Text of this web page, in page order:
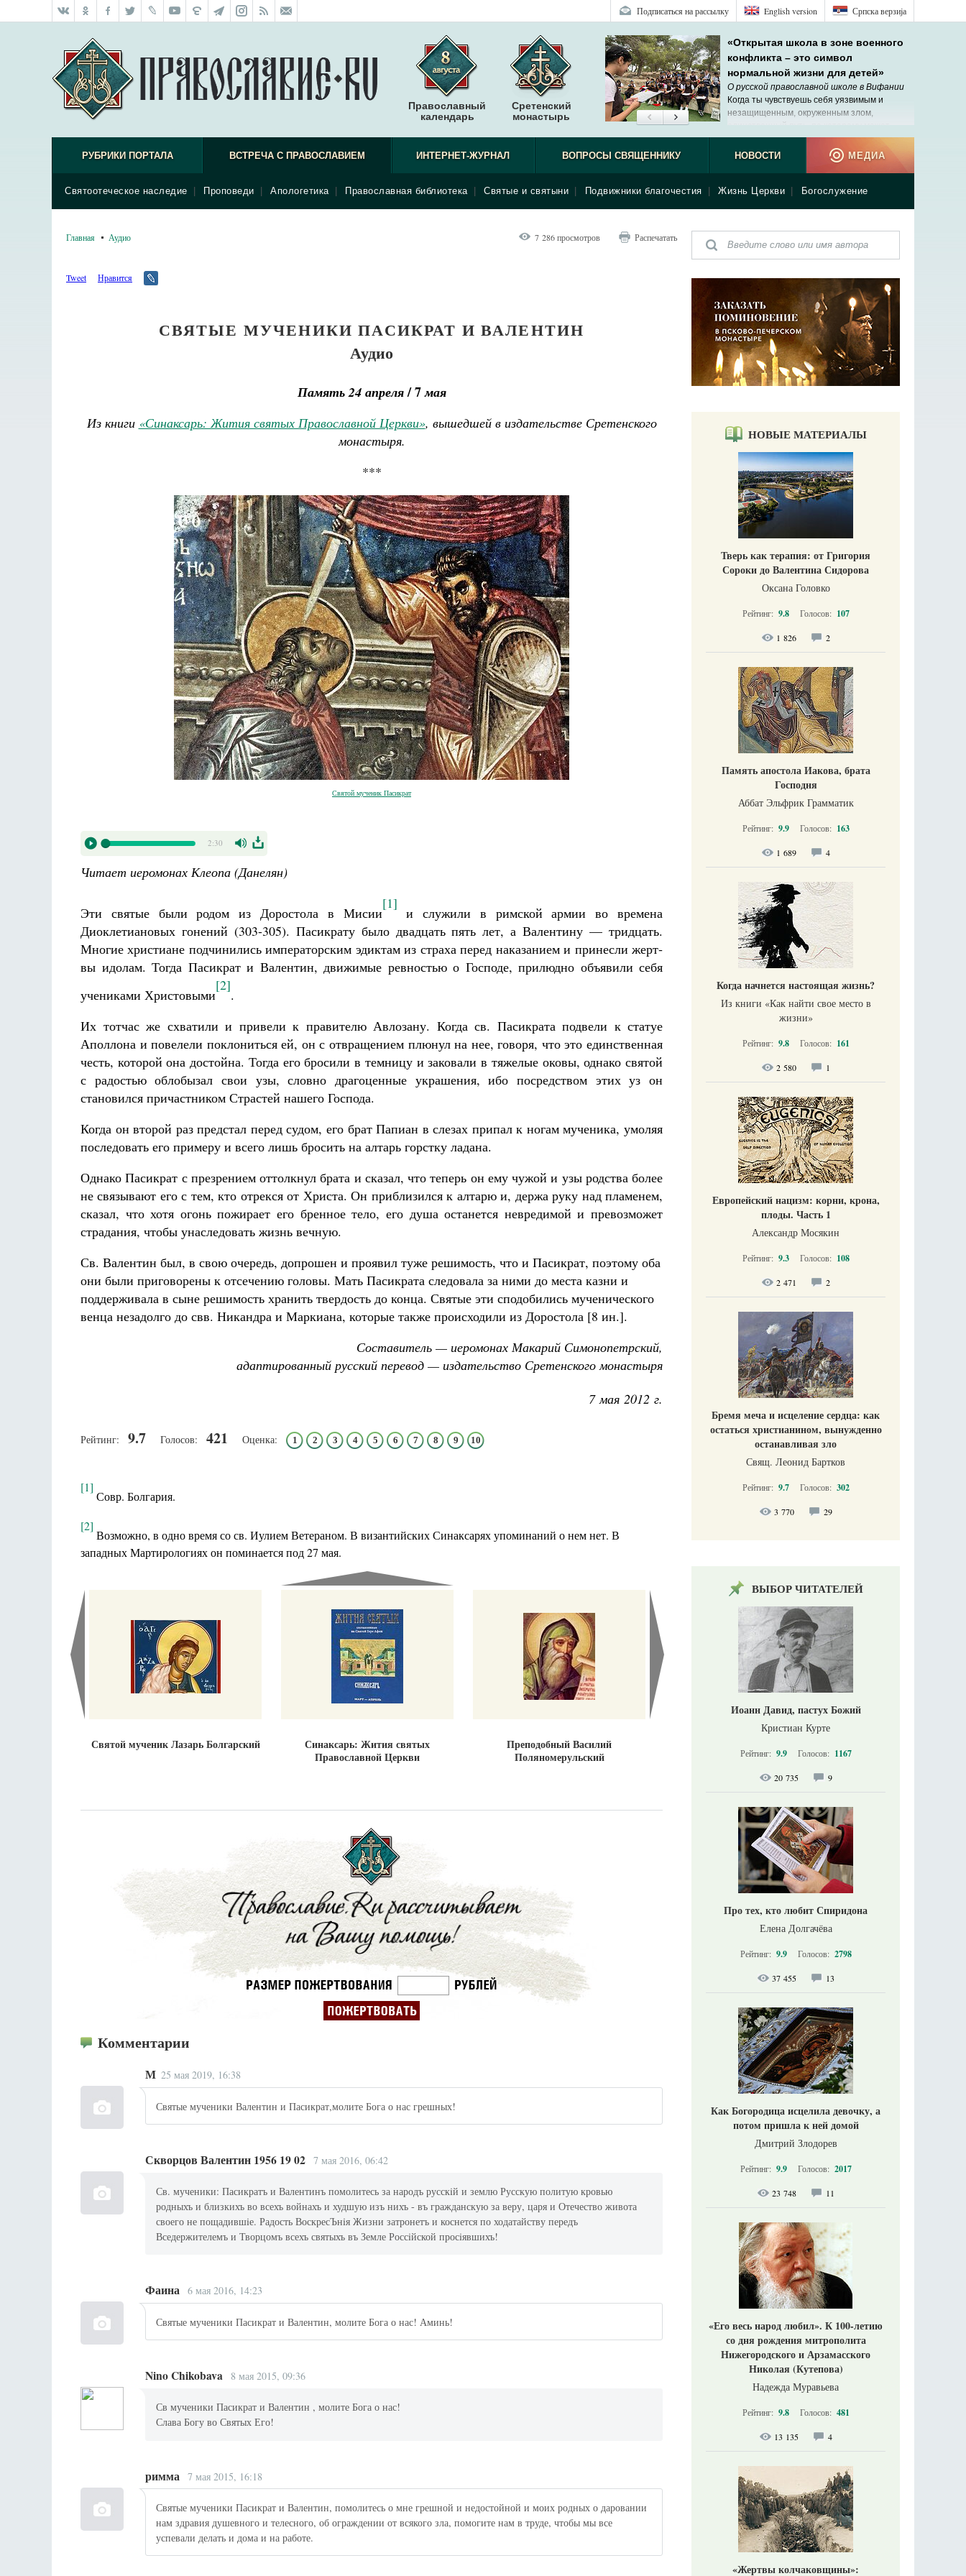
Српска верзиjа
English version
Подписаться на рассылку
Православный
календарь
Сретенский
монастырь
«Открытая школа в зоне военного
конфликта – это символ
нормальной жизни для детей»
О русской православной школе в Вифании
Когда ты чувствуешь себя уязвимым и
незащищенным, окруженным злом,
прийти помощь, – Господь.
РУБРИКИ ПОРТАЛА ВСТРЕЧА С ПРАВОСЛАВИЕМ
Святоотеческое наследие Проповеди Апологетика Православная библиотека Святые и святыни Подвижники благочестия Жизнь Церкви Богослужение
ИНТЕРНЕТ-ЖУРНАЛ ВОПРОСЫ СВЯЩЕННИКУ НОВОСТИ МЕДИА
Главная Аудио 7 286 просмотров Распечатать
Tweet Нравится
СВЯТЫЕ МУЧЕНИКИ ПАСИКРАТ И ВАЛЕНТИН
Аудио
Память 24 апреля / 7мая
Из книги «Синаксарь: Жития святых Православной Церкви», вышедшей в издательстве Сретенского
монастыря.
***
Святой мученик Пасикрат
2:30
Читает иеромонах Клеопа (Данелян)
Эти святые были родом из Доростола в Мисии
[1]
и служи­ли в римской армии во времена
Диоклетиановых гонений (303-305). Пасикрату было двадцать пять лет, а Валенти­ну — тридцать.
Многие христиане подчинились император­ским эдиктам из страха перед наказанием и принесли жерт­
вы идолам. Тогда Пасикрат и Валентин, движимые ревностью о Господе, прилюдно объявили себя
учениками Христовыми
[2]
.
Их тотчас же схватили и привели к правителю Авлозану. Когда св. Пасикрата подвели к статуе
Аполлона и повеле­ли поклониться ей, он с отвращением плюнул на нее, гово­ря, что это единственная
честь, которой она достойна. Тогда его бросили в темницу и заковали в тяжелые оковы, однако святой
с радостью облобызал свои узы, словно драгоценные украшения, ибо посредством этих уз он
становился причаст­ником Страстей нашего Господа.
Когда он второй раз пред­стал перед судом, его брат Папиан в слезах припал к ногам мученика, умоляя
последовать его примеру и всего лишь бро­сить на алтарь горстку ладана.
Однако Пасикрат с презрением оттолкнул брата и сказал, что теперь он ему чужой и узы родства более
не связывают его с тем, кто отрекся от Христа. Он прибли­зился к алтарю и, держа руку над пламенем,
сказал, что хотя огонь пожирает его бренное тело, его душа останется невредимой и превозможет
страдания, что­бы унаследовать жизнь вечную.
Св. Валентин был, в свою очередь, допрошен и проявил туже решимость, что и Пасикрат, поэтому оба
они были при­говорены к отсечению головы. Мать Пасикрата следовала за ними до места казни и
поддерживала в сыне решимость хранить твердость до конца. Святые эти сподобились муче­нического
венца незадолго до свв. Никандра и Маркиана, ко­торые также происходили из Доростола [8 ин.].
Составитель — иеромонах Макарий Симонопетрский,
адаптированный русский перевод — издательство Сретенского монастыря
7 мая 2012 г.
Рейтинг: 9.7 Голосов: 421 Оценка: 1 2 3 4 5 6 7 8 9 10
[1]
Совр. Болгария.
[2]
Возможно, в одно время со св. Иулием Ветераном. В византийских Синаксарях упоминаний о нем нет. В
западных Мартирологиях он поминается под 27 мая.
Святой мученик Лазарь Болгарский
Синаксарь: Жития святых
Православной Церкви
Преподобный Василий
Поляномерульский
Комментарии
М 25 мая 2019, 16:38
Святые мученики Валентин и Пасикрат,молите Бога о нас грешных!
Скворцов Валентин 1956 19 02 7 мая 2016, 06:42
Св. мученики: Пасикратъ и Валентинъ помолитесь за народъ русскiй и землю Русскую политую кровью
родныхъ и близкихъ во всехъ войнахъ и худшую изъ нихъ - въ гражданскую за веру, царя и Отечество живота
своего не пощадившiе. Радость ВоскресЪнiя Жизни затронетъ и коснется по ходатайству передъ
Вседержителемъ и Творцомъ всехъ святыхъ въ Земле Россiйской просiявшихъ!
Фаина 6 мая 2016, 14:23
Святые мученики Пасикрат и Валентин, молите Бога о нас! Аминь!
Nino Chikobava 8 мая 2015, 09:36
Св мученики Пасикрат и Валентин , молите Бога о нас!
Слава Богу во Святых Его!
римма 7 мая 2015, 16:18
Святые мученики Пасикрат и Валентин, помолитесь о мне грешной и недостойной и моих родных о даровании
нам здравия душевного и телесного, об ограждении от всякого зла, помогите нам в труде, чтобы мы все
успевали делать и дома и на работе.
НОВЫЕ МАТЕРИАЛЫ
Тверь как терапия: от Григория
Сороки до Валентина Сидорова
Оксана Головко
Рейтинг: 9.8 Голосов: 107
1 826 2
Память апостола Иакова, брата
Господня
Аббат Эльфрик Грамматик
Рейтинг: 9.9 Голосов: 163
1 689 4
Когда начнется настоящая жизнь?
Из книги «Как найти свое место в
жизни​»
Рейтинг: 9.8 Голосов: 161
2 580 1
Европейский нацизм: корни, крона,
плоды. Часть 1
Александр Мосякин
Рейтинг: 9.3 Голосов: 108
2 471 2
Бремя меча и исцеление сердца: как
остаться христианином, вынужденно
останавливая зло
Свящ. Леонид Бартков
Рейтинг: 9.7 Голосов: 302
3 770 29
ВЫБОР ЧИТАТЕЛЕЙ
Иоанн Давид, пастух Божий
Кристиан Курте
Рейтинг: 9.9 Голосов: 1167
20 735 9
Про тех, кто любит Спиридона
Елена Долгачёва
Рейтинг: 9.9 Голосов: 2798
37 455 13
Как Богородица исцелила девочку, а
потом пришла к ней домой
Дмитрий Злодорев
Рейтинг: 9.9 Голосов: 2017
23 748 11
«Его весь народ любил». К 100-летию
со дня рождения митрополита
Нижегородского и Арзамасского
Николая (Кутепова)
Надежда Муравьева
Рейтинг: 9.8 Голосов: 481
13 135 4
«Жертвы колчаковщины»: